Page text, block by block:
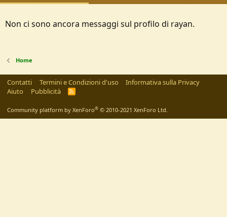
Non ci sono ancora messaggi sul profilo di rayan.
Home
Contatti Termini e Condizioni d'uso
Informativa sulla Privacy
Aiuto
Pubblicità
R
Community platform by XenForo® © 2010-2021 XenForo Ltd.